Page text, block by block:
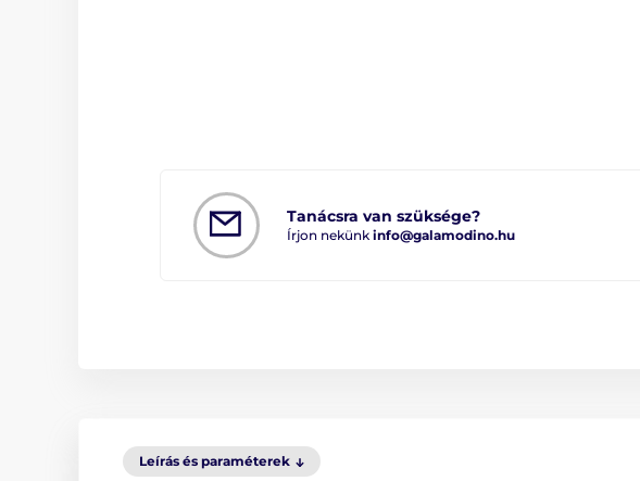
Tanácsra van szüksége?
Írjon nekünk info@galamodino.hu
Leírás és paraméterek